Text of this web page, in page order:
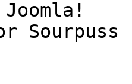
Sourpuss